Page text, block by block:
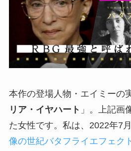
本作の登場人物・エイミーの
リア・イヤハート 」。上記画
た女性です。私は、2022年7
像の世紀バタフライエフェク